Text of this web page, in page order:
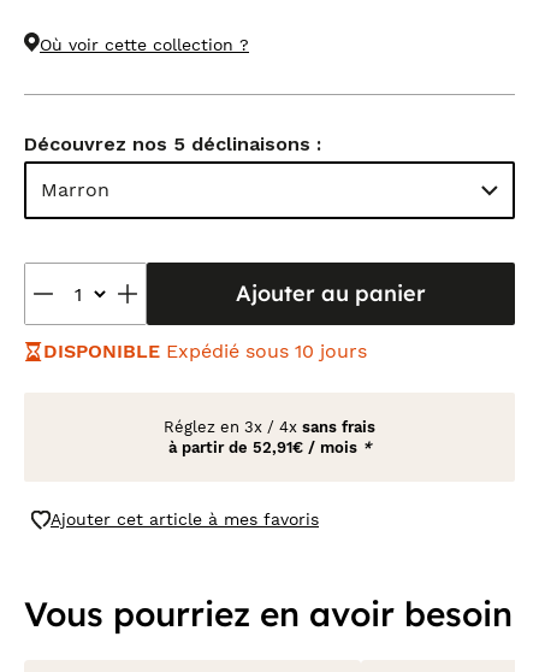
Où voir cette collection ?
Découvrez nos 5 déclinaisons :
Marron
Ajouter au panier
DISPONIBLE Expédié sous 10 jours
Réglez en 3x / 4x sans frais
à partir de 52,91€ / mois *
Ajouter cet article à mes favoris
Vous pourriez en avoir besoin